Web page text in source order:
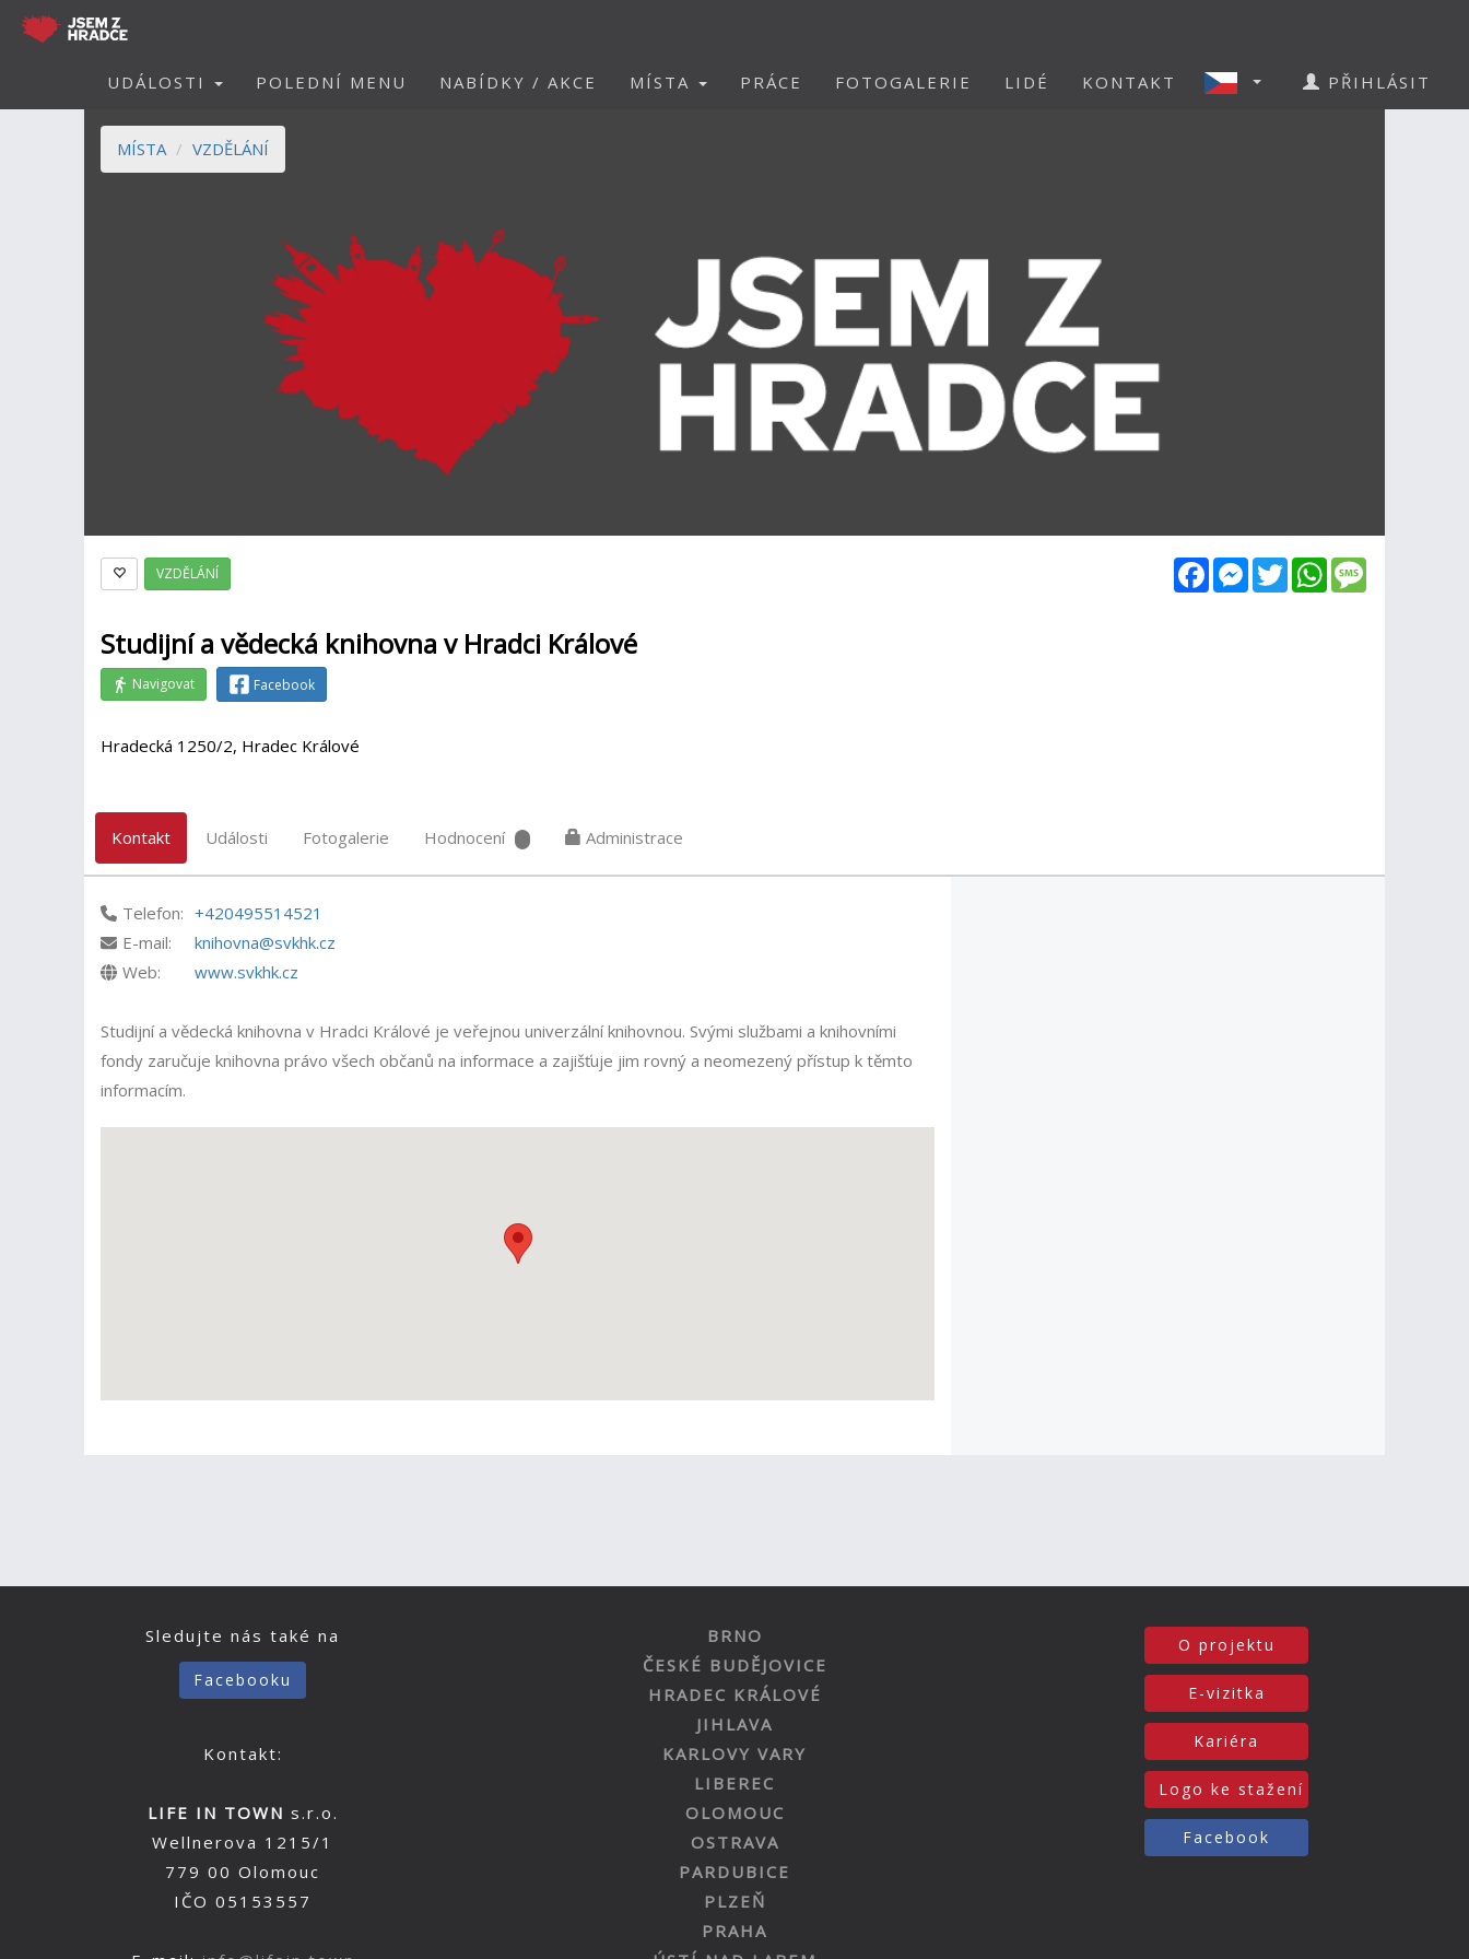
UDÁLOSTI POLEDNÍ MENU NABÍDKY / AKCE MÍSTA PRÁCE FOTOGALERIE LIDÉ KONTAKT PŘIHLÁSIT
MÍSTA VZDĚLÁNÍ
FacebookMessenger
TwitterWhatsApp
VZDĚLÁNÍ
Studijní a vědecká knihovna v Hradci Králové
Navigovat Facebook
Hradecká 1250/2, Hradec Králové
Kontakt Události Fotogalerie Hodnocení Administrace
Telefon: +420495514521
E-mail:
knihovna@svkhk.cz
Web:
www.svkhk.cz
Studijní a vědecká knihovna v Hradci Králové je veřejnou univerzální knihovnou. Svými službami a knihovními
fondy zaručuje knihovna právo všech občanů na informace a zajišťuje jim rovný a neomezený přístup k těmto
informacím.
Sledujte nás také na
Facebooku
Kontakt:
LIFE IN TOWN s.r.o.
Wellnerova 1215/1
779 00 Olomouc
IČO 05153557
BRNO
ČESKÉ BUDĚJOVICE
HRADEC KRÁLOVÉ
JIHLAVA
KARLOVY VARY
LIBEREC
OLOMOUC
OSTRAVA
PARDUBICE
PLZEŇ
PRAHA
O projektu
E-vizitka
Kariéra
Logo ke stažení
Facebook